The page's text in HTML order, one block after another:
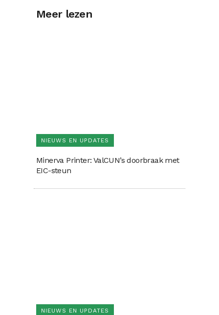
Meer lezen
NIEUWS EN UPDATES
Minerva Printer: ValCUN’s doorbraak met
EIC-steun
NIEUWS EN UPDATES